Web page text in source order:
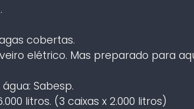
cobertas.
elétrico. Mas preparado para
Sabesp.
litros. (3 caixas x 2.000 litros)